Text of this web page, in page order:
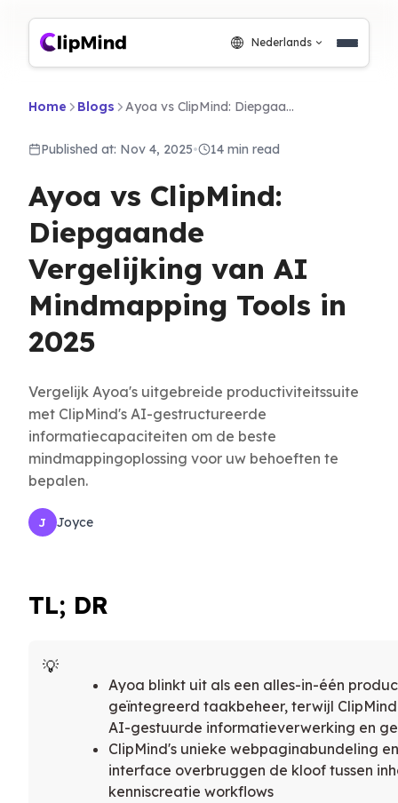
Nederlands
Home Blogs Ayoa vs ClipMind: Diepgaande Vergelijking van AI Mindmapping Tools in 2025
Published at: Nov 4, 2025• 14 min read
Ayoa vs ClipMind:
Diepgaande
Vergelijking van AI
Mindmapping Tools in
2025
Vergelijk Ayoa's uitgebreide productiviteitssuite
met ClipMind's AI-gestructureerde
informatiecapaciteiten om de beste
mindmappingoplossing voor uw behoeften te
bepalen.
J Joyce
TL; DR
Ayoa blinkt uit als een alles-in-één
geïntegreerd taakbeheer, terwijl
AI-gestuurde informatieverwerking en
ClipMind's unieke webpaginabundeling
interface overbruggen de kloof tussen
kenniscreatie workflows